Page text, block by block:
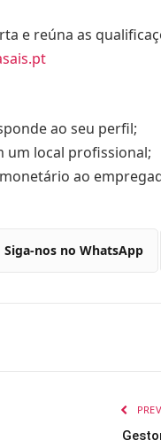
e reúna as
ao seu perfil;
um local profissional;
ao
Siga-nos no WhatsApp